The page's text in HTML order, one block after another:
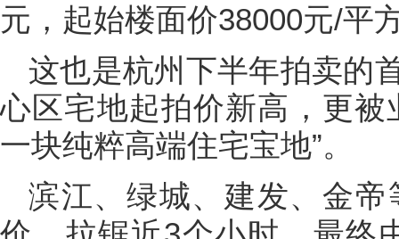
元，起始楼面价38000元/平
这也是杭州下半年拍卖的
心区宅地起拍价新高，更被
一块纯粹高端住宅宝地”。
滨江、绿城、建发、金